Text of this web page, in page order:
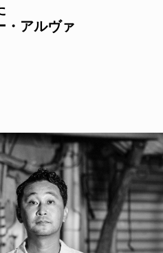
アルヴァ